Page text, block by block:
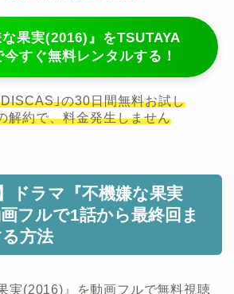
果実(2016)』をTSUTAYA
すぐ無料レンタルする！
｣の30日間無料お試し
解約で、料金発生しません
ドラマ『不機嫌な果実
フルで1話から最終回ま
方法
実(2016)』を動画フルで無料視聴